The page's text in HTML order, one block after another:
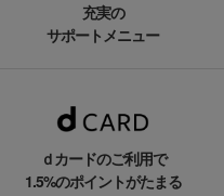
充実の
サポートメニュー
ｄカードのご利用で
1.5%のポイントがたまる